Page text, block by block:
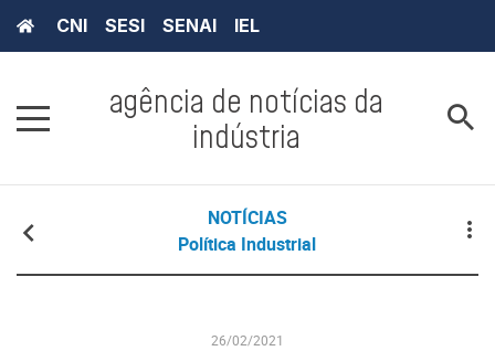
CNI SESI SENAI IEL
agência de notícias da
indústria
NOTÍCIAS
Política Industrial
26/02/2021